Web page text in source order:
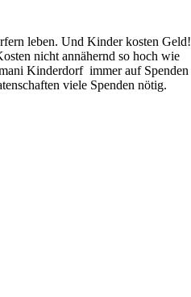
leben. Und Kinder kosten Geld!
nicht annähernd so hoch wie
Kinderdorf immer auf Spenden
viele Spenden nötig.